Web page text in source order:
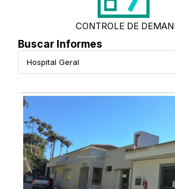
CONTROLE DE
Buscar Informes